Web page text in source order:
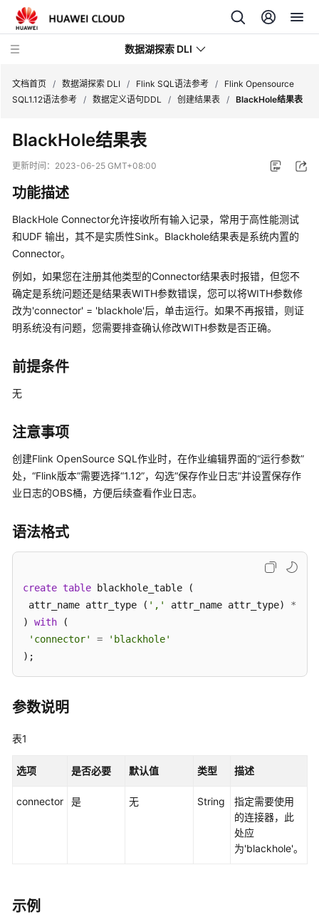
数据湖探索 DLI
新
动
务
公
告
产
品
介
绍
计
速
门
用
最
佳
实
践
发
语
参
参
文档首页 / 数据湖探索 DLI / Flink SQL语法参考 /
Flink Opensource
SQL1.12语法参考 / 数据定义语句DDL / 创建结果表 / BlackHole结果表
BlackHole结果表
更新时间： 2023-06-25 GMT+08:00
功能描述
BlackHole Connector允许接收所有输入记录，常用于高性能测试
和UDF 输出，其不是实质性Sink。Blackhole结果表是系统内置的
Connector。
例如，如果您在注册其他类型的Connector结果表时报错，但您不
确定是系统问题还是结果表WITH参数错误，您可以将WITH参数修
改为'connector' = 'blackhole'后，单击运行。如果不再报错，则证
明系统没有问题，您需要排查确认修改WITH参数是否正确。
前提条件
无
注意事项
创建Flink OpenSource SQL作业时，在作业编辑界面的“运行参数”
处，“Flink版本”需要选择“1.12”，勾选“保存作业日志”并设置保存作
业日志的OBS桶，方便后续查看作业日志。
语法格式
create table blackhole_table (
attr_name attr_type ( ',' attr_name attr_type) *
) with (
'connector'
=
'blackhole'
);
参数说明
表1
选项 是否必要 默认值 类型 描述
connector 是 无 String
指定需要使用
的连接器，此
处应
为'blackhole'。
示例